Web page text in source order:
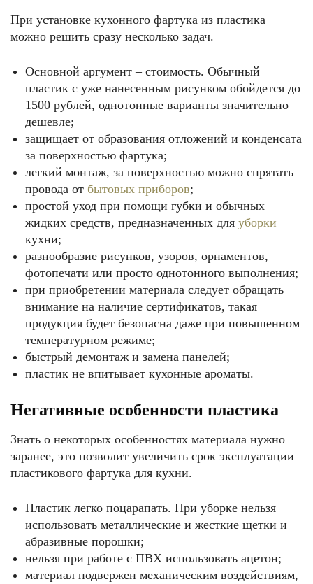
При установке кухонного фартука из пластика
можно решить сразу несколько задач.
Основной аргумент – стоимость. Обычный
пластик с уже нанесенным рисунком обойдется до
1500 рублей, однотонные варианты значительно
дешевле;
защищает от образования отложений и конденсата
за поверхностью фартука;
легкий монтаж, за поверхностью можно спрятать
провода от бытовых приборов;
простой уход при помощи губки и обычных
жидких средств, предназначенных для уборки
кухни;
разнообразие рисунков, узоров, орнаментов,
фотопечати или просто однотонного выполнения;
при приобретении материала следует обращать
внимание на наличие сертификатов, такая
продукция будет безопасна даже при повышенном
температурном режиме;
быстрый демонтаж и замена панелей;
пластик не впитывает кухонные ароматы.
Негативные особенности пластика
Знать о некоторых особенностях материала нужно
заранее, это позволит увеличить срок эксплуатации
пластикового фартука для кухни.
Пластик легко поцарапать. При уборке нельзя
использовать металлические и жесткие щетки и
абразивные порошки;
нельзя при работе с ПВХ использовать ацетон;
материал подвержен механическим воздействиям,